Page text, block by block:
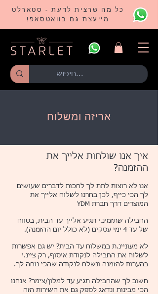
כל מה שרצית לדעת - סטארלט
מייעצת גם בוואטסאפ!
אריזה ומשלוח
איך אנו שולחות אלייך את
ההזמנה?​
אנו לא רוצות לתת לך לחכות לדברים שעושים
לך הכי כייף, לכן בחרנו לשלוח אלייך את
המוצרים דרך חברת YDM
החבילה שתזמינ.י תגיע אלייך עד הבית, בטווח
של עד 4 ימי עסקים (לא כולל יום ההזמנה).
לא מעוניינ.ת במשלוח עד הבית? יש גם אפשרות
לשלוח את החבילה לנקודת איסוף, רק ציינ.י
בהערות להזמנה ונשלח לנקודה שהכי נוחה לך.
חשוב לך שהחבילה תגיע עד למלון/צימר? אנחנו
הכי מבינות ונדאג לספק גם את השירות הזה